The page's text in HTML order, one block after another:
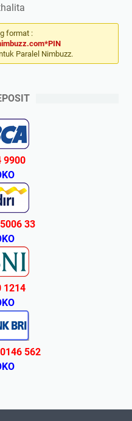
format :
Paralel Nimbuzz.
9900
33
1214
562